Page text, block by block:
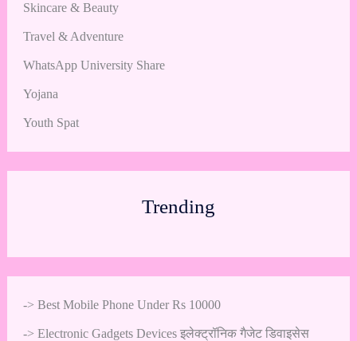
Skincare & Beauty
Travel & Adventure
WhatsApp University Share
Yojana
Youth Spat
Trending
-> Best Mobile Phone Under Rs 10000
-> Electronic Gadgets Devices इलेक्ट्रॉनिक गैजेट डिवाइसेस